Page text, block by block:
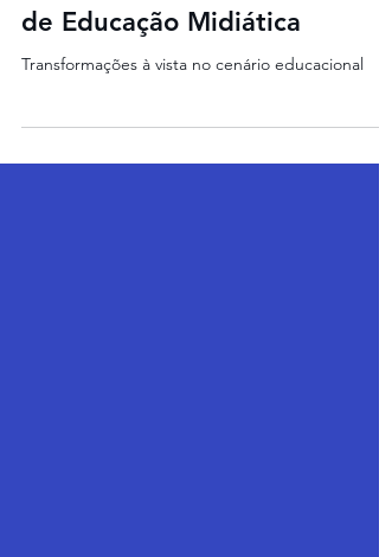
Escafandro Cursos Livres
Nov 9, 2023
2 min read
A Primeira Semana Brasileira
Transformações à vista no cenário educacional